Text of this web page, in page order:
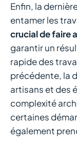
Какие стратегии
принесли им
разберемся в
казино с умом и
Как вы
Возможно, это
испытать удачу
казино является
регулярно
Enfin, la
entamer les
crucial de faire
garantir un
rapide des
précédente, la
artisans et des
complexité
certaines
également